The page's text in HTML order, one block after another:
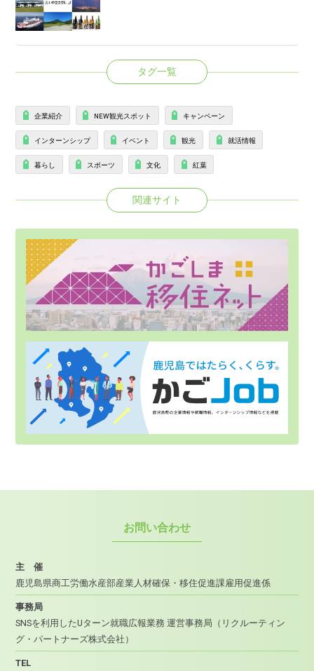
タグ一覧
企業紹介 NEW観光スポット キャンペーン
インターンシップ イベント 観光 就活情報
暮らし スポーツ 文化 紅葉
関連サイト
お問い合わせ
主 催
鹿児島県商工労働水産部産業人材確保・移住促進課雇用促進係
事務局
SNSを利用したUターン就職広報業務 運営事務局 （リクルーティン
グ・パートナーズ株式会社）
TEL